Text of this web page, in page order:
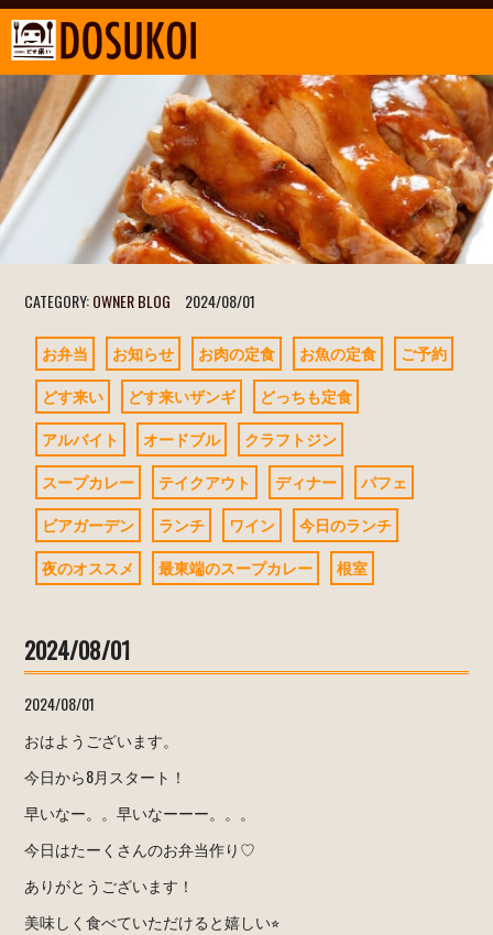
CATEGORY:OWNER BLOG 2024/08/01
お弁当 お知らせ お肉の定食 お魚の定食
ご予約
どす来い
どす来いザンギ
どっちも定食
アルバイト
オードブル
クラフトジン
スープカレー
テイクアウト ディナー
パフェ
ビアガーデン
ランチ ワイン
今日のランチ
夜のオススメ
最東端のスープカレー 根室
2024/08/01
2024/08/01
おはようございます。
今日から8月スタート！
早いなー。。早いなーーー。。。
今日はたーくさんのお弁当作り♡
ありがとうございます！
美味しく食べていただけると嬉しい⭐︎